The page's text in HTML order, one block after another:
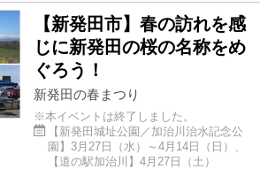
【新発田市】春の訪れを感
じに新発田の桜の名称をめ
ぐろう！
新発田の春まつり
※本イベントは終了しました。
【新発田城址公園／加治川治水記念公
園】3月27日（水）～4月14日（日）、
【道の駅加治川】4月27日（土）